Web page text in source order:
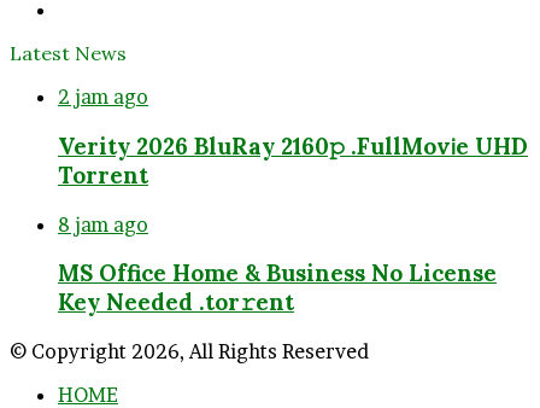
Latest News
2 jam ago
Verity 2026 BluRay 2160𝚙 .FullMov𝗂e UHD
Torrent
8 jam ago
MS Office Home & Business No License
Key Needed .tоr𝚛еnt
© Copyright 2026, All Rights Reserved
HOME